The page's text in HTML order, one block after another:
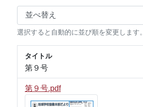
選択すると自動的に並び順を変更します。
タイトル
第９号
第９号.pdf